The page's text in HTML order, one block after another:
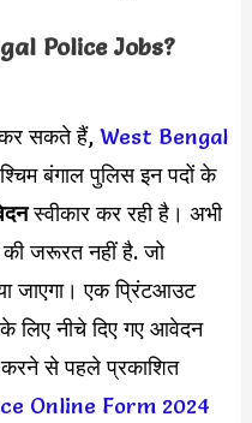
Police Jobs?
सकते हैं, West Bengal
बंगाल पुलिस इन पदों के
स्वीकार कर रही है। अभी
जरूरत नहीं है. जो
जाएगा। एक प्रिंटआउट
लिए नीचे दिए गए आवेदन
से पहले प्रकाशित
Online Form 2024